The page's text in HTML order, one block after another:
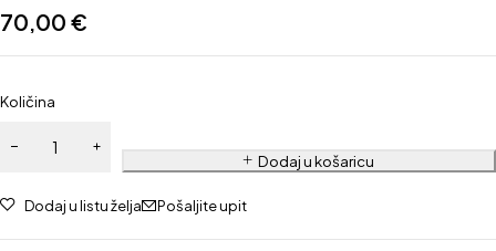
70,00 €
Količina
Dodaj u košaricu
Dodaj u listu želja Pošaljite upit